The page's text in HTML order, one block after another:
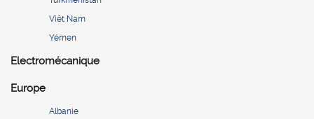
Viêt Nam
Yémen
Electromécanique
Europe
Albanie